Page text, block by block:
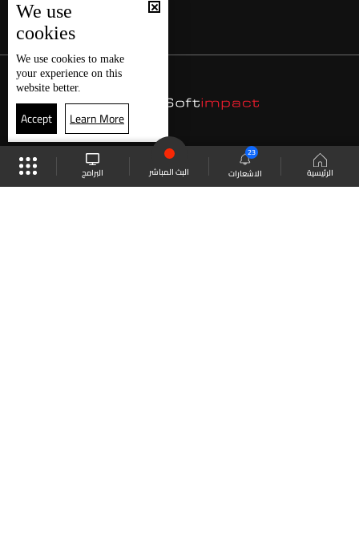
الرئيسية الاشعارات
23
البث المباشر البرامج
We use
cookies
We use cookies to make
your experience on this
website better.
Accept Learn More
موقع البرامج الجدول البث المباشر